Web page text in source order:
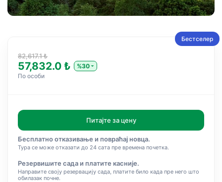
Бестселер
82,617.1 ₺
57,832.0 ₺
%30
По особи
Питајте за цену
Бесплатно отказивање и повраћај новца.
Тура се може отказати до 24 сата пре времена почетка.
Резервишите сада и платите касније.
Направите своју резервацију сада, платите било када пре него што
обилазак почне.